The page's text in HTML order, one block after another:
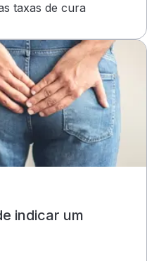
taxas de cura
indicar um